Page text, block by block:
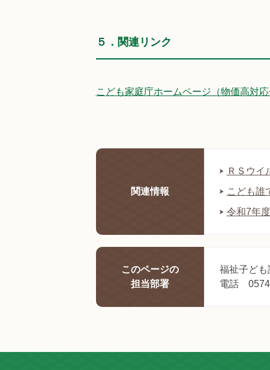
５．関連リンク
こども家庭庁ホームページ（物価高対
関連情報
ＲＳウイ
こども誰
令和7年
このページの
担当部署
福祉子ども
電話